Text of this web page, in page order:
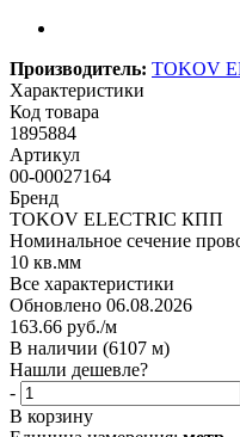
Производитель: TOKOV
Характеристики
Код товара
1895884
Артикул
00-00027164
Бренд
TOKOV ELECTRIC КПП
Номинальное сечение
10 кв.мм
Все характеристики
Обновлено 06.08.2026
163.66 руб./м
В наличии (6107 м)
Нашли дешевле?
-
В корзину